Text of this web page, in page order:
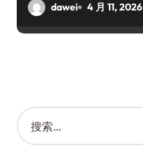
dawei 4 月 11, 2026
搜
索
：